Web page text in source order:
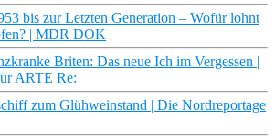
bis zur Letzten Generation – Wofür lohnt
| MDR DOK
Briten: Das neue Ich im Vergessen |
ARTE Re:
zum Glühweinstand | Die Nordreportage